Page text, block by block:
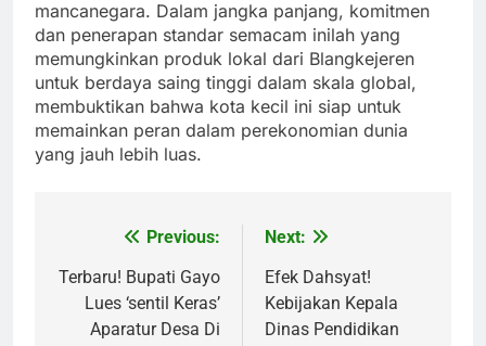
mancanegara. Dalam jangka panjang, komitmen
dan penerapan standar semacam inilah yang
memungkinkan produk lokal dari Blangkejeren
untuk berdaya saing tinggi dalam skala global,
membuktikan bahwa kota kecil ini siap untuk
memainkan peran dalam perekonomian dunia
yang jauh lebih luas.
navigation
Previous:
Terbaru! Bupati Gayo
Lues ‘sentil Keras’
Aparatur Desa Di
Next:
Efek Dahsyat!
Kebijakan Kepala
Dinas Pendidikan